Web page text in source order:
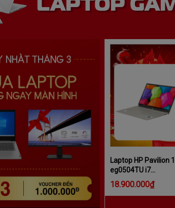
Laptop HP Pavilion
eg0504TU i7
1165G7/8GB/
18.900.000₫